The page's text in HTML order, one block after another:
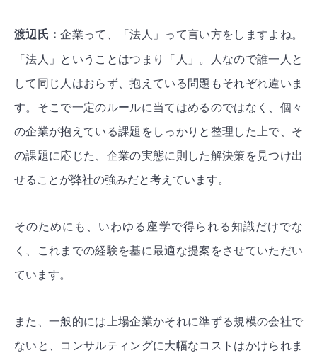
渡辺氏：企業って、「法人」って言い方をしますよね。
「法人」ということはつまり「人」。人なので誰一人と
して同じ人はおらず、抱えている問題もそれぞれ違いま
す。そこで一定のルールに当てはめるのではなく、個々
の企業が抱えている課題をしっかりと整理した上で、そ
の課題に応じた、企業の実態に則した解決策を見つけ出
せることが弊社の強みだと考えています。
そのためにも、いわゆる座学で得られる知識だけでな
く、これまでの経験を基に最適な提案をさせていただい
ています。
また、一般的には上場企業かそれに準ずる規模の会社で
ないと、コンサルティングに大幅なコストはかけられま